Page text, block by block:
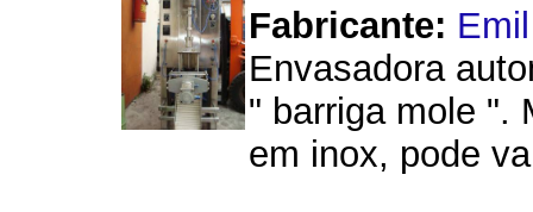
Fabricante: Emil
Envasadora
" barriga mole ".
em inox, pode